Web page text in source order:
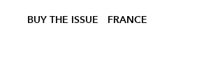
BUY THE ISSUE FRANCE